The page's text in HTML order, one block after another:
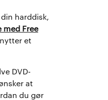
harddisk,
med Free
et
DVD-
at
du gør